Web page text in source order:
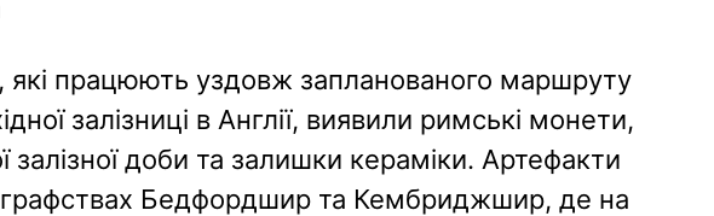
які працюють уздовж запланованого маршруту
залізниці в Англії, виявили римські монети,
залізної доби та залишки кераміки. Артефакти
Бедфордшир та Кембриджшир, де на